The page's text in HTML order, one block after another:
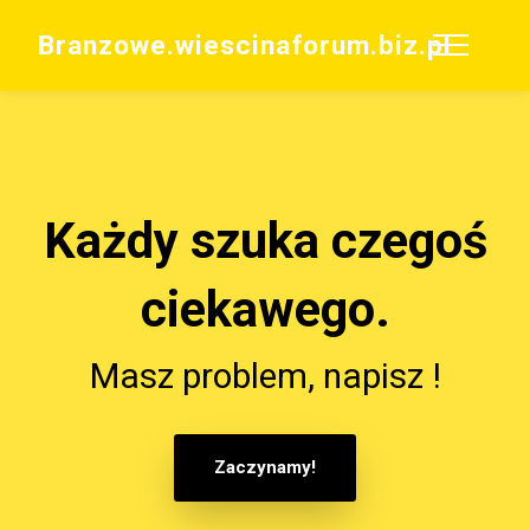
Branzowe.wiescinaforum.biz.pl
Każdy szuka czegoś
ciekawego.
Masz problem, napisz !
Zaczynamy!